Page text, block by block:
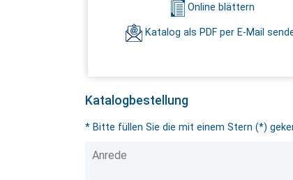
Online blättern
Katalog als PDF per E-Mail
Katalogbestellung
* Bitte füllen Sie die mit einem Stern (*)
Anrede